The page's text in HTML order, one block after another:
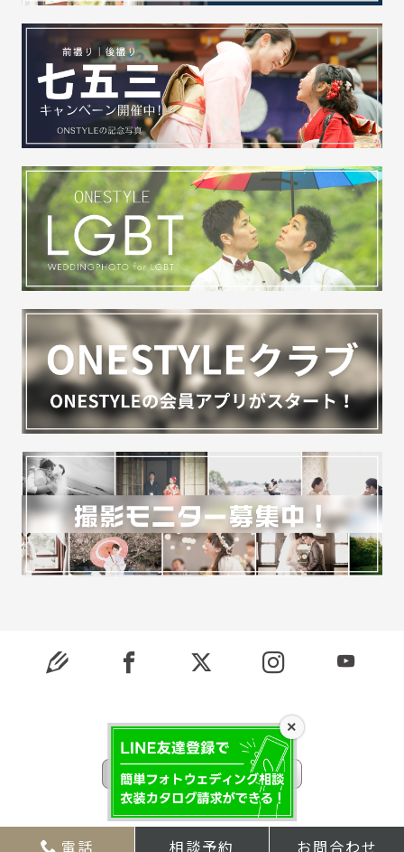
×
© 2026 ONESTYLE. All Rights Reserved.
電話 相談予約 お問合わせ
モバイル PC